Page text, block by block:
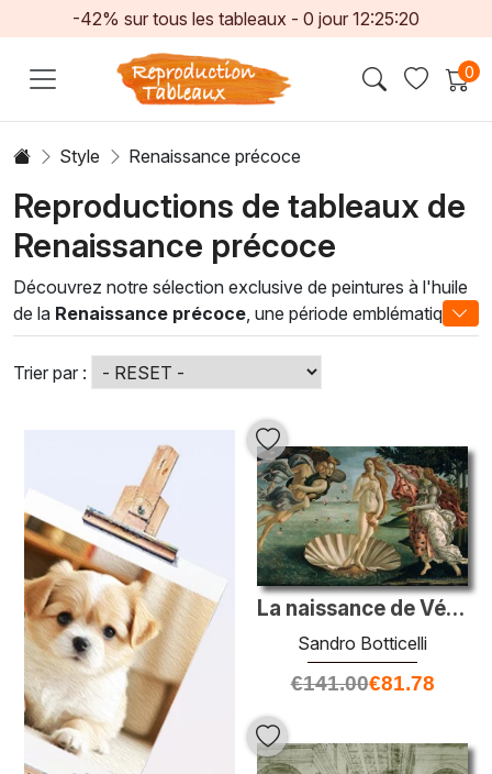
-42% sur tous les tableaux -0 jour 12:25:17
0
Style Renaissance précoce
Reproductions de tableaux de
Renaissance précoce
Découvrez notre sélection exclusive de peintures à l'huile
de la Renaissance précoce , une période emblématique
de l'histoire de l'art qui témoigne d'un retour flamboyant
aux valeurs esthétiques et intellectuelles de l'Antiquité. Nos
œuvres, créées selon des techniques traditionnelles,
capturent la lumière et la couleur avec une profondeur
inégalée, révélant des scènes fascinantes de la vie
quotidienne, de la mythologie et de la religion. Chaque toile
est un véritable hommage à l'ingéniosité des maîtres de
cette époque.
Laissez-vous séduire par la richesse des détails et
l'émotion qui émanent de nos peintures à l'huile de la
Renaissance précoce. Que vous soyez un amateur d’art
ou un collectionneur avisé, ces œuvres sublimeront votre
espace tout en apportant une atmosphère artistique
unique. Offrez à votre intérieur une touche d'élégance
intemporelle et plongez dans l'univers fascinant des
artistes qui ont façonné notre vision du monde.
Trier par :
La naissance de Vénus
Sandro Botticelli
€141.00€81.78